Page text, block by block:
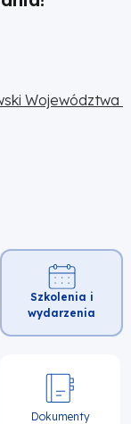
Województwa
Szkolenia i
wydarzenia
Dokumenty